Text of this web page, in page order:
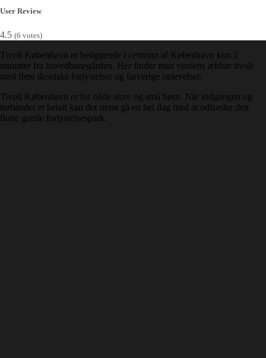
User Review
4.5 (6 votes)
Tivoli København er beliggende i centrum af København kun 2
minutter fra hovedbanegården. Her finder man verdens ældste tivoli
med flere ikoniske forlystelser og farverige oplevelser.
Tivoli København er for både store og små børn. Når indgangen og
turbåndet er betalt kan der nemt gå en hel dag med at udforske den
flotte gamle forlystelsespark.